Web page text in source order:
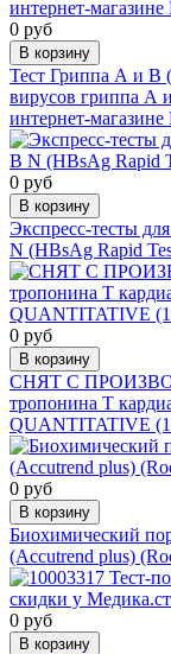
0 руб
В корзину
Тест Гриппа А и В
вирусов гриппа А
интернет-
0 руб
В корзину
Экспресс-тесты
N (HBsAg Rapid
0 руб
В корзину
СНЯТ С
тропонина Т
QUANTITATIVE
0 руб
В корзину
Биохимический
(Accutrend plus)
0 руб
В корзину